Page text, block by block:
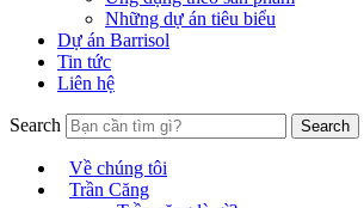
Những dự án tiêu biểu
Dự án Barrisol
Tin tức
Liên hệ
Search
Về chúng tôi
Trần Căng